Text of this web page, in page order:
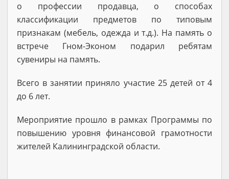
о профессии продавца, о способах
классификации предметов по типовым
признакам (мебель, одежда и т.д.). На память о
встрече Гном-Эконом подарил ребятам
сувениры на память.
Всего в занятии приняло участие 25 детей от 4
до 6 лет.
Мероприятие прошло в рамках Программы по
повышению уровня финансовой грамотности
жителей Калининградской области.